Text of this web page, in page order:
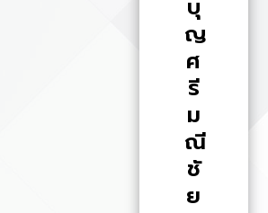
บุ
ญ
ศ
รี
ม
ณี
ชั
ย